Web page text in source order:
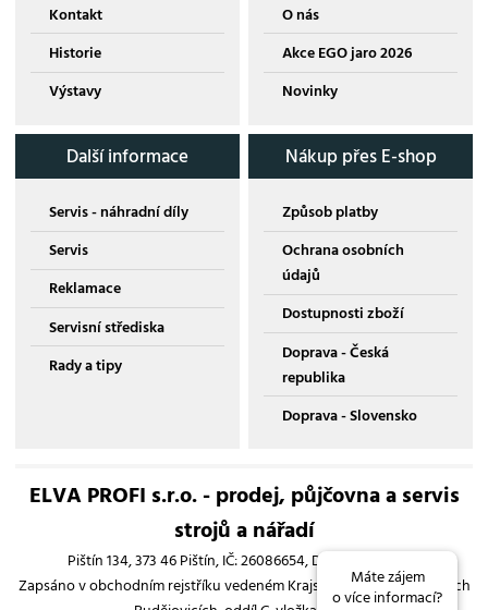
Kontakt
Historie
Výstavy
O nás
Akce EGO jaro 2026
Novinky
Další informace
Servis - náhradní díly
Servis
Reklamace
Servisní střediska
Rady a tipy
Nákup přes E-shop
Způsob platby
Ochrana osobních
údajů
Dostupnosti zboží
Doprava - Česká
republika
Doprava - Slovensko
ELVA PROFI s.r.o. - prodej, půjčovna a servis
strojů a nářadí
Pištín 134, 373 46 Pištín, IČ: 26086654, DIČ: CZ26086654
Zapsáno v obchodním rejstříku vedeném Krajským soudem v Českých
Máte zájem
o více informací?